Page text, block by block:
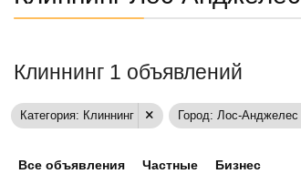
Клиннинг 1 объявлений
Категория: Клиннинг Город: Лос-Анджелес
Все объявления Частные Бизнес